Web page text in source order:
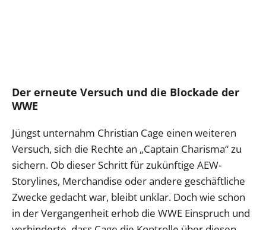
Der erneute Versuch und die Blockade der
WWE
Jüngst unternahm Christian Cage einen weiteren
Versuch, sich die Rechte an „Captain Charisma“ zu
sichern. Ob dieser Schritt für zukünftige AEW-
Storylines, Merchandise oder andere geschäftliche
Zwecke gedacht war, bleibt unklar. Doch wie schon
in der Vergangenheit erhob die WWE Einspruch und